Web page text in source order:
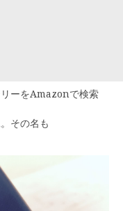
ーをAmazonで検索
その名も